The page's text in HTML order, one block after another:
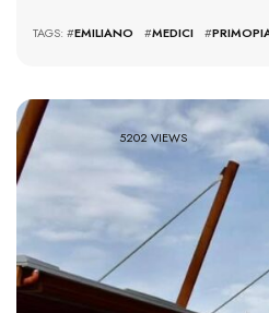
TAGS: #EMILIANO #MEDICI #
5202 VIEWS